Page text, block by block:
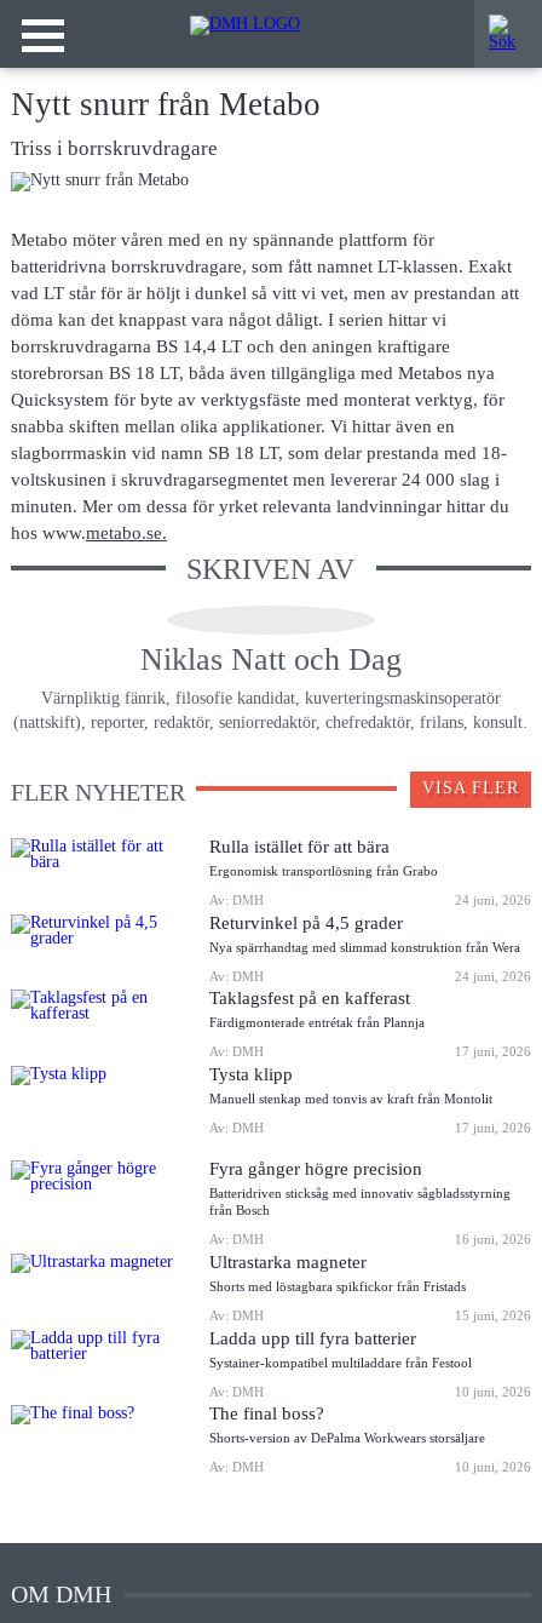
Nytt snurr från Metabo
Triss i borrskruvdragare
Metabo möter våren med en ny spännande plattform för
batteridrivna borrskruvdragare, som fått namnet LT-klassen. Exakt
vad LT står för är höljt i dunkel så vitt vi vet, men av prestandan att
döma kan det knappast vara något dåligt. I serien hittar vi
borrskruvdragarna BS 14,4 LT och den aningen kraftigare
storebrorsan BS 18 LT, båda även tillgängliga med Metabos nya
Quicksystem för byte av verktygsfäste med monterat verktyg, för
snabba skiften mellan olika applikationer. Vi hittar även en
slagborrmaskin vid namn SB 18 LT, som delar prestanda med 18-
voltskusinen i skruvdragarsegmentet men levererar 24 000 slag i
minuten. Mer om dessa för yrket relevanta landvinningar hittar du
hos www.metabo.se.
SKRIVEN AV
Niklas Natt och Dag
Värnpliktig fänrik, filosofie kandidat, kuverteringsmaskinsoperatör
(nattskift), reporter, redaktör, seniorredaktör, chefredaktör, frilans, konsult.
FLER NYHETER VISA FLER
Rulla istället för att bära
Ergonomisk transportlösning från Grabo
Av: DMH
24 juni, 2026
Returvinkel på 4,5 grader
Nya spärrhandtag med slimmad konstruktion från Wera
Av: DMH
24 juni, 2026
Taklagsfest på en kafferast
Färdigmonterade entrétak från Plannja
Av: DMH
17 juni, 2026
Tysta klipp
Manuell stenkap med tonvis av kraft från Montolit
Av: DMH
17 juni, 2026
Fyra gånger högre precision
Batteridriven sticksåg med innovativ sågbladsstyrning
från Bosch
Av: DMH
16 juni, 2026
Ultrastarka magneter
Shorts med löstagbara spikfickor från Fristads
Av: DMH
15 juni, 2026
Ladda upp till fyra batterier
Systainer-kompatibel multiladdare från Festool
Av: DMH
10 juni, 2026
The final boss?
Shorts-version av DePalma Workwears storsäljare
Av: DMH
10 juni, 2026
OM DMH